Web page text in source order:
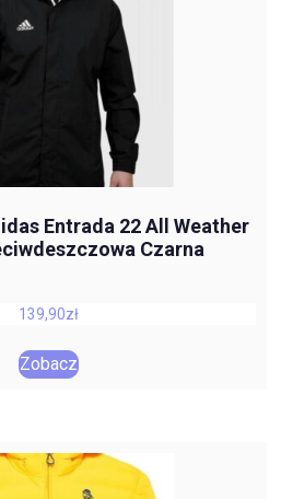
Entrada 22 All Weather
Czarna
139,90zł
Zobacz